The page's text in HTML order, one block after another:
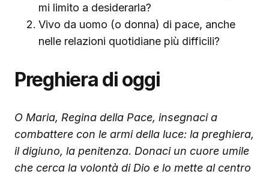
mi limito a desiderarla?
Vivo da uomo (o donna) di pace, anche
nelle relazioni quotidiane più difficili?
Preghiera di oggi
O Maria, Regina della Pace, insegnaci a
combattere con le armi della luce: la preghiera,
il digiuno, la penitenza. Donaci un cuore umile
che cerca la volontà di Dio e lo mette al centro